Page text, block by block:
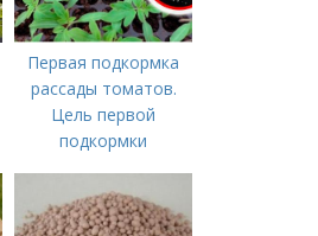
Первая подкормка
рассады томатов.
Цель первой
подкормки